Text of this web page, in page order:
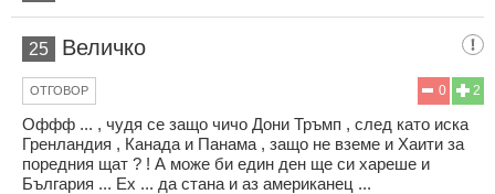
25 Величко
2
0
ОТГОВОР
Оффф ... , чудя се защо чичо Дони Тръмп , след като иска
Гренландия , Канада и Панама , защо не вземе и Хаити за
поредния щат ? ! А може би един ден ще си хареше и
България ... Ех ... да стана и аз американец ...